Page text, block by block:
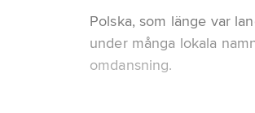
Polska, som länge var
under många lokala
omdansning.